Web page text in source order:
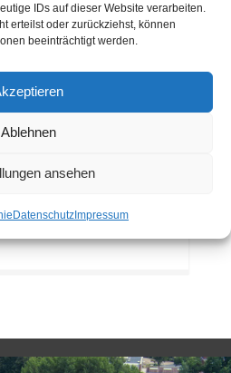
IDs auf dieser Website verarbeiten.
erteilst oder zurückziehst, können
beeinträchtigt werden.
Ablehnen
ansehen
DatenschutzImpressum
Zilske